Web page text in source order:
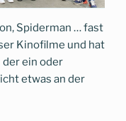
Spiderman … fast
Kinofilme und hat
ein oder
etwas an der